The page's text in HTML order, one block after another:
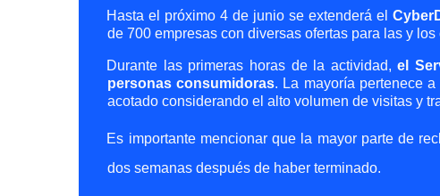
Hasta el próximo 4 de junio se extenderá el
de 700 empresas con diversas ofertas para las y los
Durante las primeras horas de la actividad,el
personas consumidoras. La mayoría pertenece
acotado considerando el alto volumen de visitas y
Es importante mencionar que la mayor parte de
dos semanas después de haber terminado.